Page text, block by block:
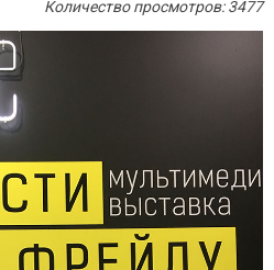
Количество просмотров: 3477